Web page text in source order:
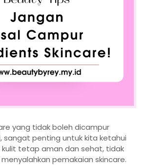
yang tidak boleh dicampur
sangat penting untuk kita ketahui
kulit tetap aman dan sehat, tidak
pemakaian skincare.